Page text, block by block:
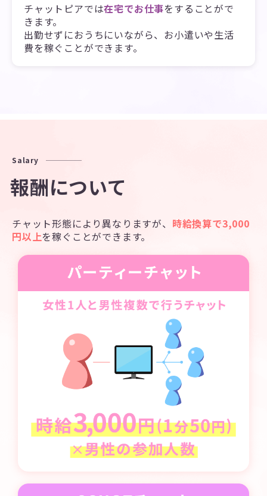
チャットピアでは在宅でお仕事をすることがで
きます。
出勤せずにおうちにいながら、お小遣いや生活
費を稼ぐことができます。
Salary
報酬について
チャット形態により異なりますが、 時給換算で3,000
円以上を稼ぐことができます。